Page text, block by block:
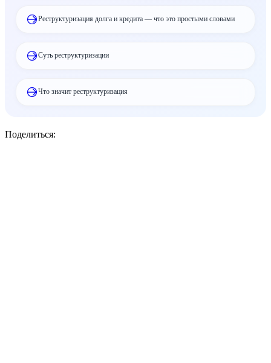
Реструктуризация долга и кредита — что это простыми словами
Суть реструктуризации
Что значит реструктуризация
Поделиться: